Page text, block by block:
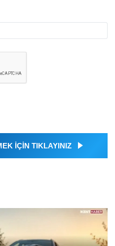
İÇİN TIKLAYINIZ